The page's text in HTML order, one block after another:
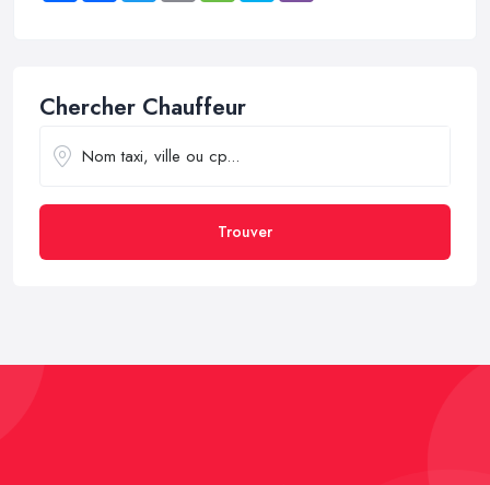
Chercher Chauffeur
Trouver